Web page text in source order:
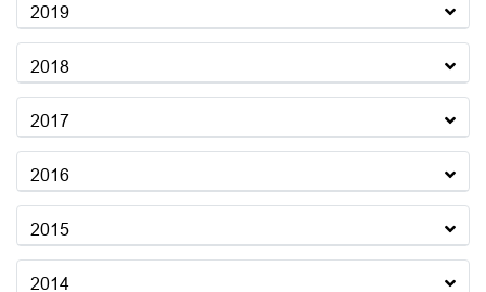
2019
2018
2017
2016
2015
2014